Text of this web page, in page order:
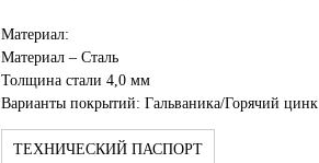
Материал:
Материал – Сталь
Толщина стали 4,0 мм
Варианты покрытий: Гальваника/Горячий цинк
ТЕХНИЧЕСКИЙ ПАСПОРТ